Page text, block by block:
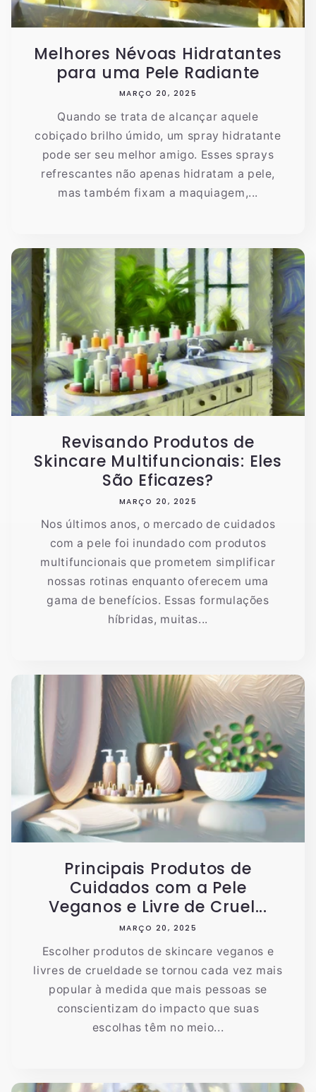
Melhores Névoas Hidratantes
para uma Pele Radiante
MARÇO 20, 2025
Quando se trata de alcançar aquele
cobiçado brilho úmido, um spray hidratante
pode ser seu melhor amigo. Esses sprays
refrescantes não apenas hidratam a pele,
mas também fixam a maquiagem,...
Revisando Produtos de
Skincare Multifuncionais: Eles
São Eficazes?
MARÇO 20, 2025
Nos últimos anos, o mercado de cuidados
com a pele foi inundado com produtos
multifuncionais que prometem simplificar
nossas rotinas enquanto oferecem uma
gama de benefícios. Essas formulações
híbridas, muitas...
Principais Produtos de
Cuidados com a Pele
Veganos e Livre de Cruel...
MARÇO 20, 2025
Escolher produtos de skincare veganos e
livres de crueldade se tornou cada vez mais
popular à medida que mais pessoas se
conscientizam do impacto que suas
escolhas têm no meio...